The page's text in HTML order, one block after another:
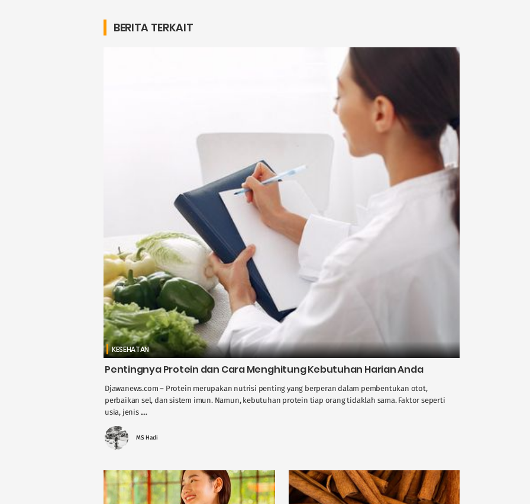
BERITA TERKAIT
KESEHATAN
Pentingnya Protein dan Cara Menghitung Kebutuhan Harian Anda
Djawanews.com – Protein merupakan nutrisi penting yang berperan dalam pembentukan otot,
perbaikan sel, dan sistem imun. Namun, kebutuhan protein tiap orang tidaklah sama. Faktor seperti
usia, jenis ....
MS Hadi